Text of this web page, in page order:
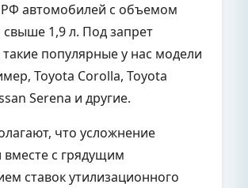
РФ автомобилей с объемом
свыше 1,9 л. Под запрет
популярные у нас модели
Toyota Corolla, Toyota
Serena и другие.
что усложнение
вместе с грядущим
ставок утилизационного